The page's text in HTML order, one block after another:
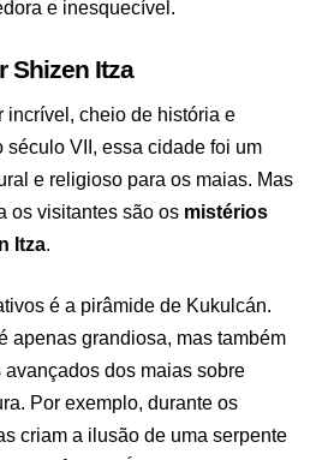
e inesquecível.
Shizen Itza
incrível, cheio de história e
século VII, essa cidade foi um
e religioso para os maias. Mas
os visitantes são os mistérios
Itza.
é a pirâmide de Kukulcán.
apenas grandiosa, mas também
dos maias sobre
Por exemplo, durante os
criam a ilusão de uma serpente